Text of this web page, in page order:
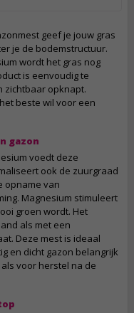
geef je jouw gras
je de bodemstructuur.
wordt het gras nog
is eenvoudig te
zichtbaar opknapt.
beste wil voor een
gazon
voedt deze
ook de zuurgraad
opname van
Magnesium stimuleert
groen wordt. Het
als met een
Deze mest is ideaal
en dicht gazon belangrijk
voor herstel na de